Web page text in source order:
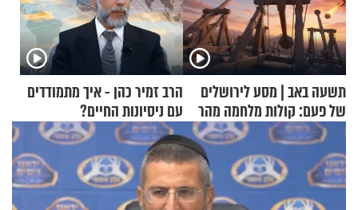
תשעה באב | מסע לירושלים
של פעם: קולות מלחמה מהר
הזיתים
הרב זמיר כהן - איך מתמודדים
עם ניסיונות החיים?